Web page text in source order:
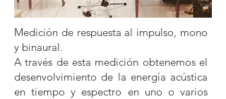
Medición de respuesta al impulso, mono
y binaural.
A través de esta medición obtenemos el
desenvolvimiento de la energía acústica
en tiempo y espectro en uno o varios